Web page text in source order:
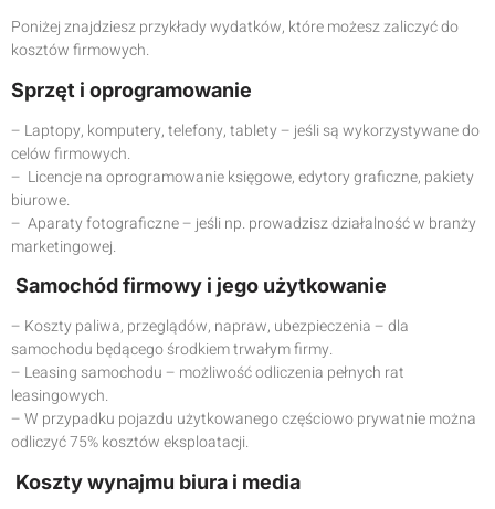
Poniżej znajdziesz przykłady wydatków, które możesz zaliczyć do
kosztów firmowych.
Sprzęt i oprogramowanie
– Laptopy, komputery, telefony, tablety – jeśli są wykorzystywane do
celów firmowych.
– Licencje na oprogramowanie księgowe, edytory graficzne, pakiety
biurowe.
– Aparaty fotograficzne – jeśli np. prowadzisz działalność w branży
marketingowej.
Samochód firmowy i jego użytkowanie
– Koszty paliwa, przeglądów, napraw, ubezpieczenia – dla
samochodu będącego środkiem trwałym firmy.
– Leasing samochodu – możliwość odliczenia pełnych rat
leasingowych.
– W przypadku pojazdu użytkowanego częściowo prywatnie można
odliczyć 75% kosztów eksploatacji.
Koszty wynajmu biura i media